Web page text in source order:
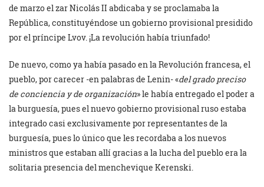
de marzo el zar Nicolás II abdicaba y se proclamaba la
República, constituyéndose un gobierno provisional presidido
por el príncipe Lvov. ¡La revolución había triunfado!
De nuevo, como ya había pasado en la Revolución francesa, el
pueblo, por carecer -en palabras de Lenin- «del grado preciso
de conciencia y de organización» le había entregado el poder a
la burguesía, pues el nuevo gobierno provisional ruso estaba
integrado casi exclusivamente por representantes de la
burguesía, pues lo único que les recordaba a los nuevos
ministros que estaban allí gracias a la lucha del pueblo era la
solitaria presencia del menchevique Kerenski.